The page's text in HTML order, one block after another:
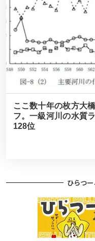
ここ数十年の枚方大
フ。一級河川の水質
128位
ひらつ